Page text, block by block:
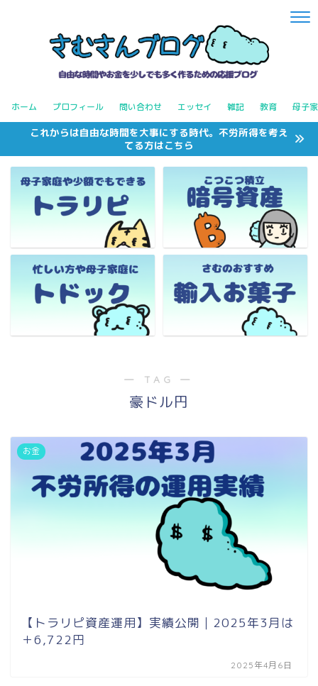
ホーム プロフィール 問い合わせ エッセイ 雑記 教育 母子
これからは自由な時間を大事にする時代。不労所得を考え
てる方はこちら
― TAG ―
豪ドル円
お金
【トラリピ資産運用】実績公開｜2025年3月は
＋6,722円
2025年4月6日